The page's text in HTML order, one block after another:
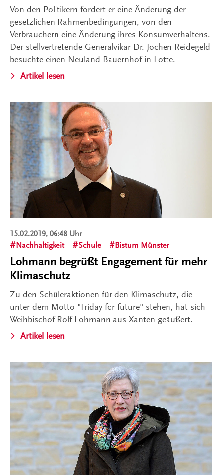
Von den Politikern fordert er eine Änderung der
gesetzlichen Rahmenbedingungen, von den
Verbrauchern eine Änderung ihres Konsumverhaltens.
Der stellvertretende Generalvikar Dr. Jochen Reidegeld
besuchte einen Neuland-Bauernhof in Lotte.
Artikel lesen
15.02.2019, 06:48 Uhr
Nachhaltigkeit
Schule Bistum Münster
Lohmann begrüßt Engagement für mehr
Klimaschutz
Zu den Schüleraktionen für den Klimaschutz, die
unter dem Motto "Friday for future" stehen, hat sich
Weihbischof Rolf Lohmann aus Xanten geäußert.
Artikel lesen